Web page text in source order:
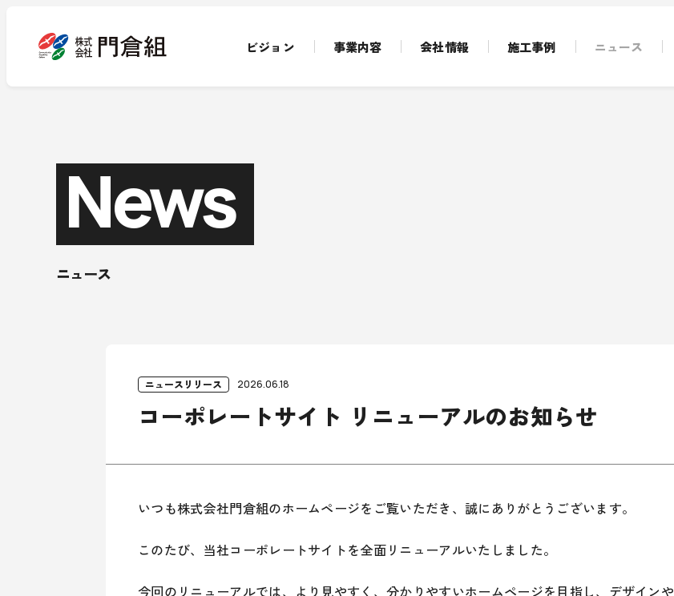
ビジョン 事業内容 会社情報 施工事例 ニュース
News
ニュース
ニュースリリース 2026.06.18
コーポレートサイト リニューアルのお知らせ
いつも株式会社門倉組のホームページをご覧いただき、誠にありがとうございます。
このたび、当社コーポレートサイトを全面リニューアルいたしました。
今回のリニューアルでは、より見やすく、分かりやすいホームページを目指し、デザインや